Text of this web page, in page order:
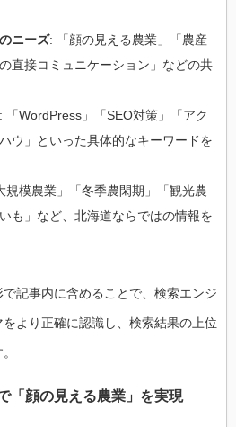
ニーズ: 「顔の見える農業」「農産
直接コミュニケーション」などの共
: 「WordPress」「SEO対策」「アク
ウ」といった具体的なキーワードを
規模農業」「冬季農閑期」「観光農
も」など、北海道ならではの情報を
記事内に含めることで、検索エンジ
より正確に認識し、検索結果の上位
「顔の見える農業」を実現